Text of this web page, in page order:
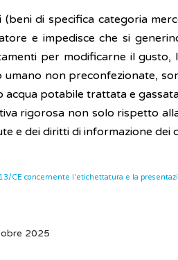
di specifica categoria
e impedisce che si
per modificarne il gusto,
non preconfezionate,
potabile trattata e
rigorosa non solo rispetto
e dei diritti di informazione dei
CE concernente l'etichettatura e la
2025